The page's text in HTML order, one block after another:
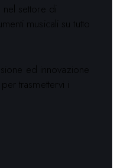
nel settore di
musicali su tutto
ed innovazione
trasmettervi i